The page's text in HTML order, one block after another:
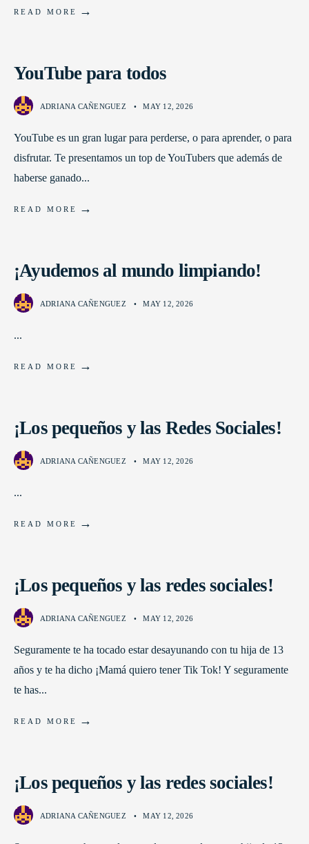
READ MORE →
YouTube para todos
ADRIANA CAÑENGUEZ • MAY 12, 2026
YouTube es un gran lugar para perderse, o para aprender, o para
disfrutar. Te presentamos un top de YouTubers que además de
haberse ganado...
READ MORE →
¡Ayudemos al mundo limpiando!
ADRIANA CAÑENGUEZ • MAY 12, 2026
...
READ MORE →
¡Los pequeños y las Redes Sociales!
ADRIANA CAÑENGUEZ • MAY 12, 2026
...
READ MORE →
¡Los pequeños y las redes sociales!
ADRIANA CAÑENGUEZ • MAY 12, 2026
Seguramente te ha tocado estar desayunando con tu hija de 13
años y te ha dicho ¡Mamá quiero tener Tik Tok! Y seguramente
te has...
READ MORE →
¡Los pequeños y las redes sociales!
ADRIANA CAÑENGUEZ • MAY 12, 2026